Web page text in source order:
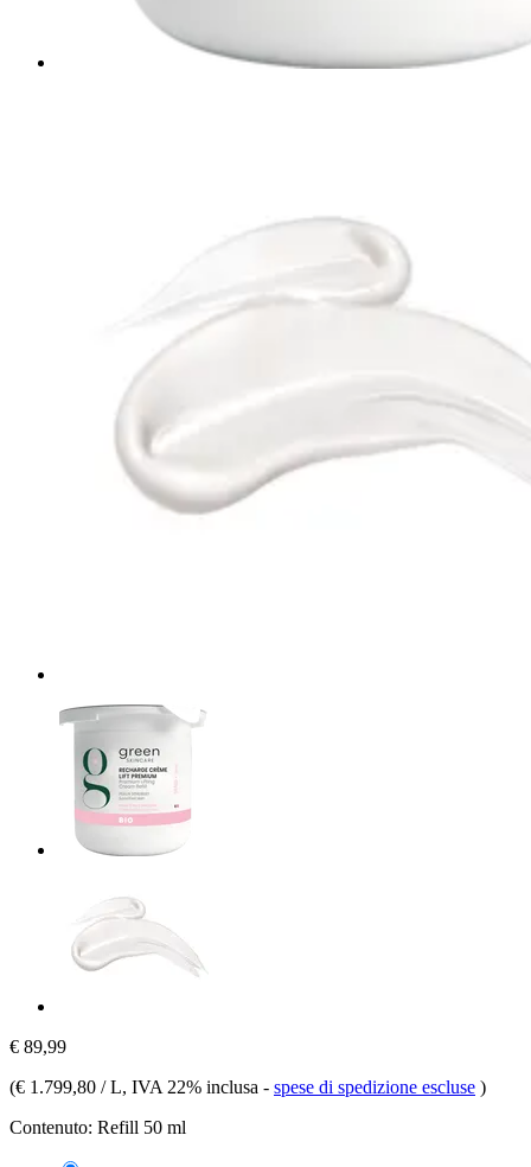
€ 89,99
(€ 1.799,80 / L, IVA 22% inclusa - spese di spedizione escluse )
Contenuto: Refill 50 ml